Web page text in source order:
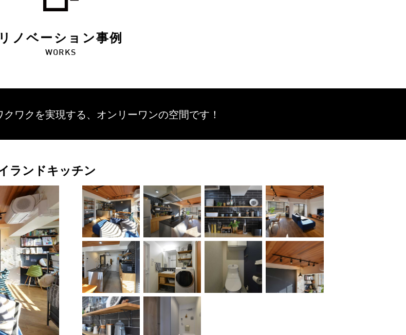
リノベーション事例
WORKS
クワクを実現する、 オンリーワンの空間です！
ランドキッチン